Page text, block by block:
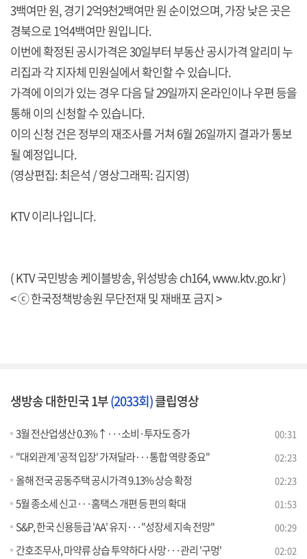
3백여만 원, 경기 2억9천2백여만 원 순이었으며, 가장 낮은 곳은
경북으로 1억4백여만 원입니다.
이번에 확정된 공시가격은 30일부터 부동산 공시가격 알리미 누
리집과 각 지자체 민원실에서 확인할 수 있습니다.
가격에 이의가 있는 경우 다음 달 29일까지 온라인이나 우편 등을
통해 이의 신청할 수 있습니다.
이의 신청 건은 정부의 재조사를 거쳐 6월 26일까지 결과가 통보
될 예정입니다.
(영상편집: 최은석 / 영상그래픽: 김지영)
KTV 이리나입니다.
( KTV 국민방송 케이블방송, 위성방송 ch164,www.ktv.go.kr)
< ⓒ 한국정책방송원 무단전재 및 재배포 금지 >
생방송 대한민국 1부(2033회)클립영상
3월 전산업생산 0.3%↑···소비·투자도 증가 00:31
"대외관계 '공적 입장' 가져달라···통합 역량 중요" 02:23
올해 전국 공동주택 공시가격 9.13% 상승 확정 02:23
5월 종소세 신고···홈택스 개편 등 편의 확대 01:53
S&P, 한국 신용등급 'AA' 유지···"성장세 지속 전망" 00:29
간호조무사, 마약류 상습 투약하다 사망···관리 '구멍' 02:02